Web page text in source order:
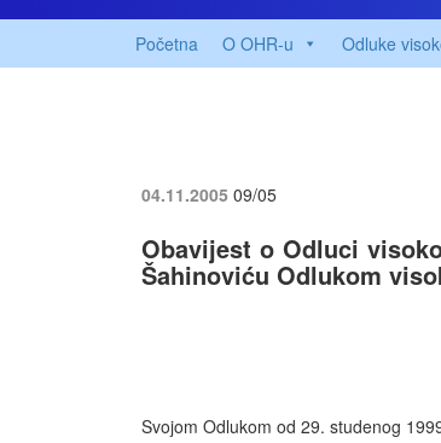
Početna O OHR-u Odluke
04.11.2005 09/05
Obavijest o Odluci
Šahinoviću Odlukom
Svojom Odlukom od 29. studenog